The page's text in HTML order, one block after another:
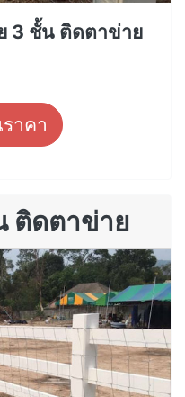
3 ชั้น ติดตาข่าย
าคา
ติดตาข่าย